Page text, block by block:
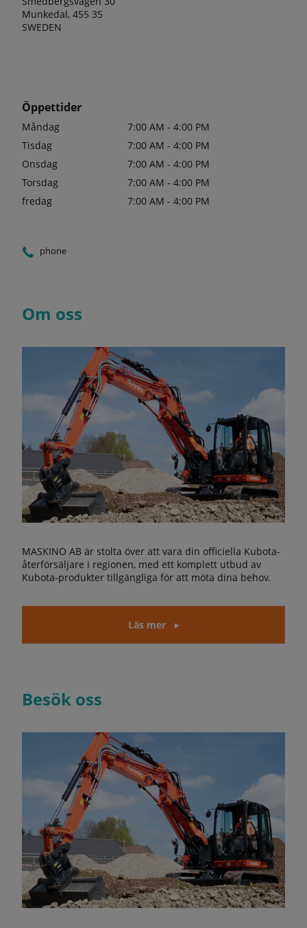
Munkedal, 455 35
SWEDEN
Öppettider
Måndag
7:00 AM - 4:00 PM
Tisdag
7:00 AM - 4:00 PM
Onsdag
7:00 AM - 4:00 PM
Torsdag
7:00 AM - 4:00 PM
fredag
7:00 AM - 4:00 PM
phone
Om oss
MASKINO AB är stolta över att vara din officiella Kubota-
återförsäljare i regionen, med ett komplett utbud av
Kubota-produkter tillgängliga för att möta dina behov.
Läs mer
Besök oss